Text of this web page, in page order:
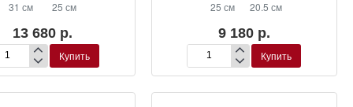
31 см 25 см
13 680 р.
Купить
25 см 20.5 см
9 180 р.
Кашпо
Fiberstone
Beth
Купить